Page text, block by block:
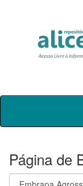
Skip
Página de